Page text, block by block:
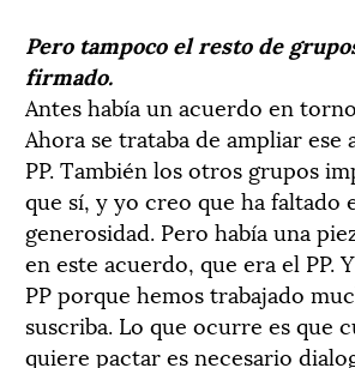
Pero tampoco el resto de
firmado.
Antes había un acuerdo en
Ahora se trataba de ampliar ese
PP. También los otros grupos
que sí, y yo creo que ha faltado
generosidad. Pero había una
en este acuerdo, que era el PP.
PP porque hemos trabajado
suscriba. Lo que ocurre es que
quiere pactar es necesario